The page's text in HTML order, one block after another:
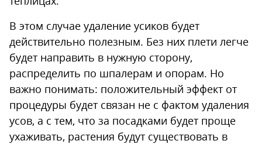
В этом случае удаление усиков будет
действительно полезным. Без них плети легче
будет направить в нужную сторону,
распределить по шпалерам и опорам. Но
важно понимать: положительный эффект от
процедуры будет связан не с фактом удаления
усов, а с тем, что за посадками будет проще
ухаживать, растения будут существовать в